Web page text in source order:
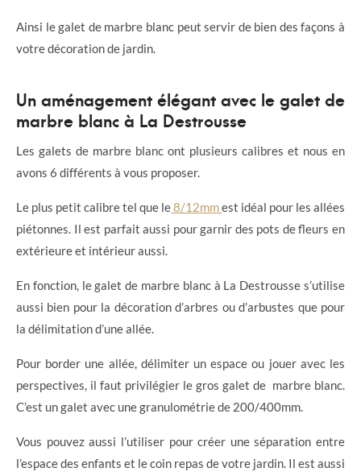
Ainsi le galet de marbre blanc peut servir de bien des façons à
votre décoration de jardin.
Un aménagement élégant avec le galet de
marbre blanc à La Destrousse
Les galets de marbre blanc ont plusieurs calibres et nous en
avons 6 différents à vous proposer.
Le plus petit calibre tel que le8/12mmest idéal pour les allées
piétonnes. Il est parfait aussi pour garnir des pots de fleurs en
extérieure et intérieur aussi.
En fonction, le galet de marbre blanc à La Destrousse s’utilise
aussi bien pour la décoration d’arbres ou d’arbustes que pour
la délimitation d’une allée.
Pour border une allée, délimiter un espace ou jouer avec les
perspectives, il faut privilégier le gros galet de marbre blanc.
C’est un galet avec une granulométrie de 200/400mm.
Vous pouvez aussi l’utiliser pour créer une séparation entre
l’espace des enfants et le coin repas de votre jardin. Il est aussi